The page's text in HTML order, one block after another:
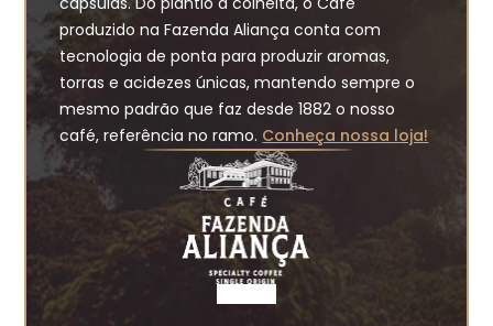
produzido na Fazenda Aliança conta com
tecnologia de ponta para produzir aromas,
torras e acidezes únicas, mantendo sempre o
mesmo padrão que faz desde 1882 o nosso
café, referência no ramo. Conheça nossa loja!